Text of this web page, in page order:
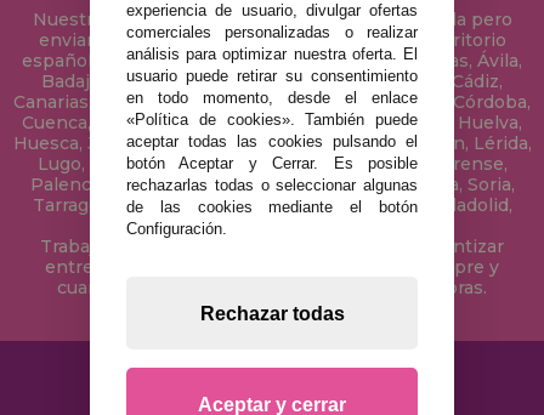
Nuestra tienda de puzzles está ubicada en Sevilla pero
enviamos tus puzzles a cualquier ciudad del territorio
español: Álava, Albacete, Alicante, Almería, Asturias, Ávila,
Badajoz, Baleares, Barcelona, Burgos, Cáceres, Cádiz,
Canarias, Cantabria, Castellón, Ceuta, Ciudad Real, Córdoba,
Cuenca, Gerona, Granada, Guadalajara, Guipúzcoa, Huelva,
Huesca, Jaén, La Coruña, La Rioja, Las Palmas, Leon, Lérida,
Lugo, Madrid, Málaga, Melilla, Murcia, Navarra, Orense,
Palencia, Pontevedra, Salamanca, Segovia, Sevilla, Soria,
Tarragona, Tenerife, Teruel, Toledo, Valencia, Valladolid,
Vizcaya, Zamora y Zaragoza.
Trabajamos con Stocks permanentes para garantizar
entregas rápidas en territorio peninsular, siempre y
cuando el pedido se realice antes de las 18 horas.
experiencia de usuario, divulgar ofertas
comerciales personalizadas o realizar
análisis para optimizar nuestra oferta. El
usuario puede retirar su consentimiento
en todo momento, desde el enlace
«Política de cookies». También puede
aceptar todas las cookies pulsando el
botón Aceptar y Cerrar. Es posible
rechazarlas todas o seleccionar algunas
de las cookies mediante el botón
Configuración.
Rechazar todas
Aceptar y cerrar